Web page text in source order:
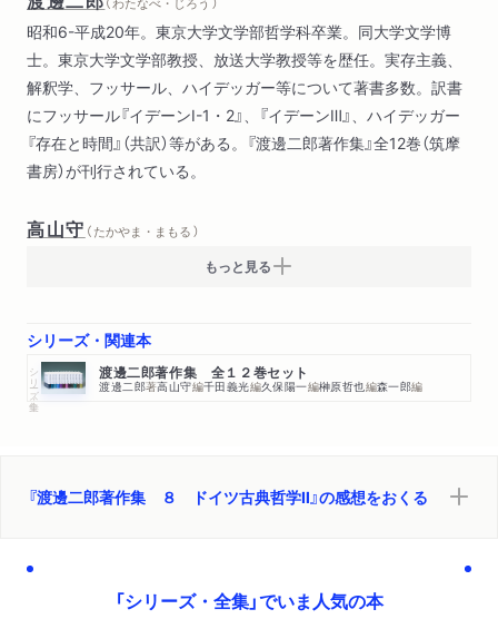
「良心」Ｇｅｗｉｓｓｅｎの問題
ヘーゲル現象学の周辺
ニヒト・ブールとニヒト）
３ ヘーゲル左派研究（一九世紀における実存思想の一断面
個人と社会
マルクス主義）
４ 悪と無に関する問題史的考察（悪の問題局面
ヤコーブのフィヒテ宛公開書翰
無の問題をめぐるドイツ観念論期の思索とハイデッガーの思索
フリードリヒ・シュレーゲルの超越論的哲学と生の哲学）
昭和6-平成20年。東京大学文学部哲学科卒業。同大学文学博
士。東京大学文学部教授、放送大学教授等を歴任。実存主義、
解釈学、フッサール、ハイデッガー等について著書多数。訳書
にフッサール『イデーンⅠ-1・2』、『イデーンⅢ』、ハイデッガー
『存在と時間』（共訳）等がある。『渡邊二郎著作集』全12巻（筑摩
書房）が刊行されている。
高山守 （ たかやま・まもる ）
もっと見る
シリーズ・関連本
シリーズ・全集 渡邊二郎著作集 全１２巻セット
渡邊二郎著高山守編千田義光編久保陽一編榊原哲也編森一郎編
『渡邊二郎著作集 ８ ドイツ古典哲学Ⅱ』の感想をおくる
「シリーズ・全集」でいま人気の本